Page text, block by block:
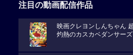
注目の動画配信作品
映画クレヨンしんちゃん
灼熱のカスカベダンサーズ